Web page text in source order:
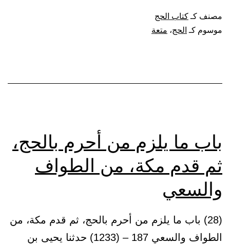
مصنف كـ كتاب الحج
موسوم كـ الحج، متعة
باب ما يلزم من أحرم بالحج،
ثم قدم مكة، من الطواف
والسعي
(28) باب ما يلزم من أحرم بالحج، ثم قدم مكة، من
الطواف والسعي 187 – (1233) حدثنا يحيى بن